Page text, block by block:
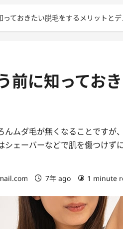
っておきたい脱毛をするメリットとデ
前に知ってお
んムダ毛が無くなることですが
シェーバーなどで肌を傷つけず
7年 ago 1 minute